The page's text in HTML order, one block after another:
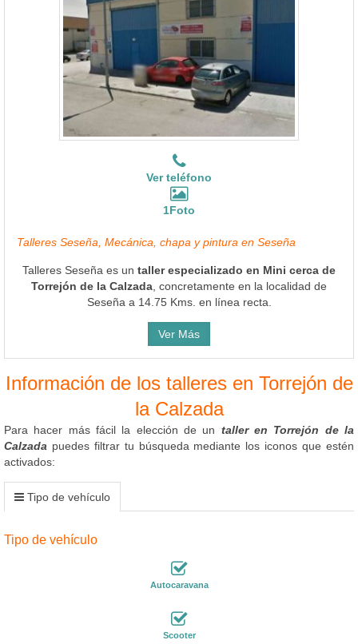
Ver teléfono
1Foto
Talleres Seseña, Mecánica, chapa y pintura en Seseña
Talleres Seseña es un taller especializado en Mini cerca de
Torrejón de la Calzada , concretamente en la localidad de
Seseña a 14.75 Kms. en línea recta.
Ver Más
Información de los talleres en Torrejón de
la Calzada
Para hacer más fácil la elección de un taller en Torrejón de la
Calzada puedes filtrar tu búsqueda mediante los iconos que estén
activados:
Tipo de vehículo
Tipo de vehículo
Autocaravana
Scooter